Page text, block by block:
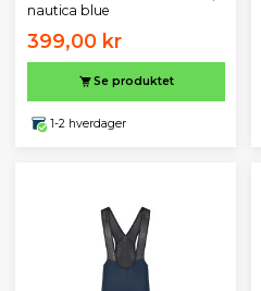
nautica blue
399,00 kr
Se produktet
1-2 hverdager